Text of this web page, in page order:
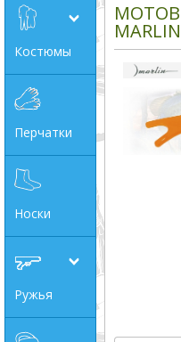
Текст
Искать
Любое из
слов
слова
Точное
Категории
Костюмы
Перчатки
Носки
Ружья
MARLIN